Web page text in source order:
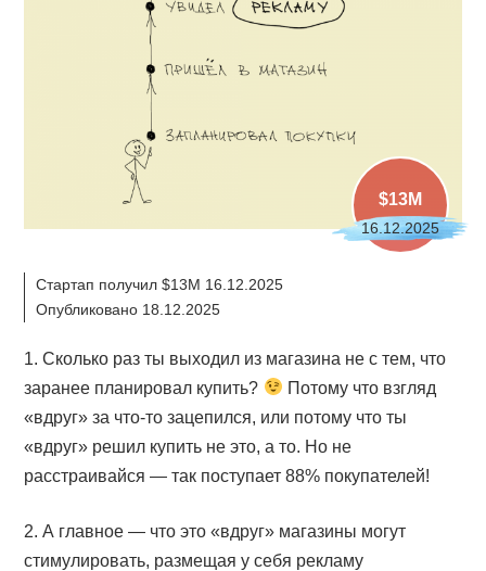
$13M
16.12.2025
Стартап получил $13M 16.12.2025
Опубликовано 18.12.2025
1. Сколько раз ты выходил из магазина не с тем, что
заранее планировал купить?
Потому что взгляд
«вдруг» за что-то зацепился, или потому что ты
«вдруг» решил купить не это, а то. Но не
расстраивайся — так поступает 88% покупателей!
2. А главное — что это «вдруг» магазины могут
стимулировать, размещая у себя рекламу